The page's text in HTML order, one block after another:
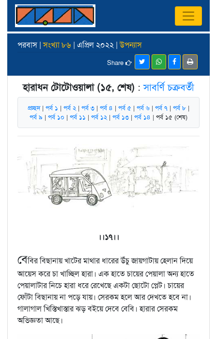
পরবাস |সংখ্যা ৮৬ | এপ্রিল ২০২২ |উপন্যাস
Share
হারাধন টোটোওয়ালা (১৫, শেষ) :সাবর্ণি চক্রবর্তী
প্রচ্ছদ| পর্ব ১ | পর্ব ২ | পর্ব ৩ | পর্ব ৪ | পর্ব ৫ | পর্ব ৬ | পর্ব ৭ | পর্ব ৮ |
পর্ব ৯ | পর্ব ১০ | পর্ব ১১ | পর্ব ১২ | পর্ব ১৩ | পর্ব ১৪ | পর্ব ১৫ (শেষ)
।।১৭।।
বেবির বিছানায় খাটের মাথার ধারের উঁচু জায়গাটায় হেলান দিয়ে
আয়েস করে চা খাচ্ছিল হারা। এক হাতে চায়ের পেয়ালা অন্য হাতে
পেয়ালাটার নিচে হারা ধরে রেখেছে একটা ছোটো প্লেট। চায়ের
ফোঁটা বিছানায় না পড়ে যায়। সেরকম হলে আর দেখতে হবে না।
গালাগাল খিস্তিখাস্তার ঝড় বইয়ে দেবে বেবি। হারার সেরকম
অভিজ্ঞতা আছে।